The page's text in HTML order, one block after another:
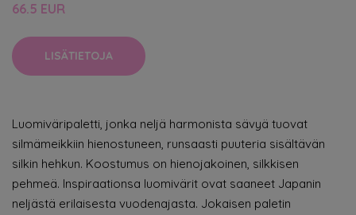
66.5 EUR
LISÄTIETOJA
Luomiväripaletti, jonka neljä harmonista sävyä tuovat
silmämeikkiin hienostuneen, runsaasti puuteria sisältävän
silkin hehkun. Koostumus on hienojakoinen, silkkisen
pehmeä. Inspiraationsa luomivärit ovat saaneet Japanin
neljästä erilaisesta vuodenajasta. Jokaisen paletin